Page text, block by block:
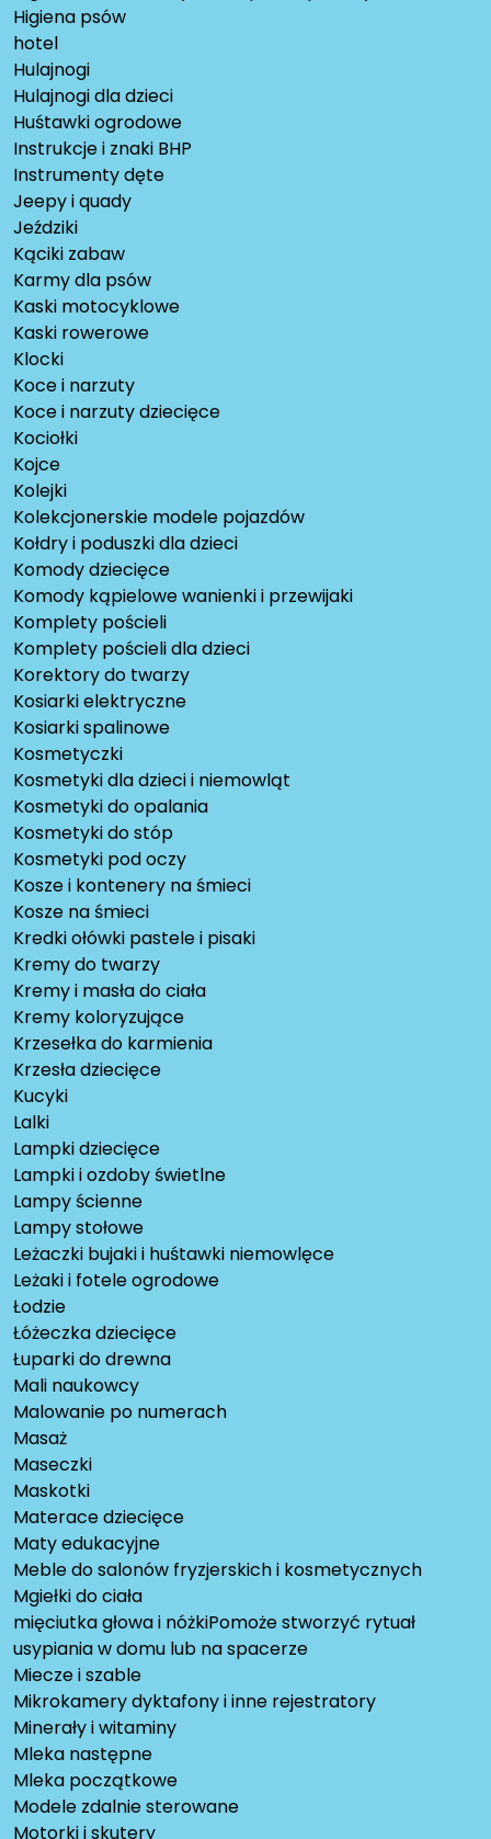
Higiena psów
hotel
Hulajnogi
Hulajnogi dla dzieci
Huśtawki ogrodowe
Instrukcje i znaki BHP
Instrumenty dęte
Jeepy i quady
Jeździki
Kąciki zabaw
Karmy dla psów
Kaski motocyklowe
Kaski rowerowe
Klocki
Koce i narzuty
Koce i narzuty dziecięce
Kociołki
Kojce
Kolejki
Kolekcjonerskie modele pojazdów
Kołdry i poduszki dla dzieci
Komody dziecięce
Komody kąpielowe wanienki i przewijaki
Komplety pościeli
Komplety pościeli dla dzieci
Korektory do twarzy
Kosiarki elektryczne
Kosiarki spalinowe
Kosmetyczki
Kosmetyki dla dzieci i niemowląt
Kosmetyki do opalania
Kosmetyki do stóp
Kosmetyki pod oczy
Kosze i kontenery na śmieci
Kosze na śmieci
Kredki ołówki pastele i pisaki
Kremy do twarzy
Kremy i masła do ciała
Kremy koloryzujące
Krzesełka do karmienia
Krzesła dziecięce
Kucyki
Lalki
Lampki dziecięce
Lampki i ozdoby świetlne
Lampy ścienne
Lampy stołowe
Leżaczki bujaki i huśtawki niemowlęce
Leżaki i fotele ogrodowe
Łodzie
Łóżeczka dziecięce
Łuparki do drewna
Mali naukowcy
Malowanie po numerach
Masaż
Maseczki
Maskotki
Materace dziecięce
Maty edukacyjne
Meble do salonów fryzjerskich i kosmetycznych
Mgiełki do ciała
mięciutka głowa i nóżkiPomoże stworzyć rytuał
usypiania w domu lub na spacerze
Miecze i szable
Mikrokamery dyktafony i inne rejestratory
Minerały i witaminy
Mleka następne
Mleka początkowe
Modele zdalnie sterowane
Motorki i skutery